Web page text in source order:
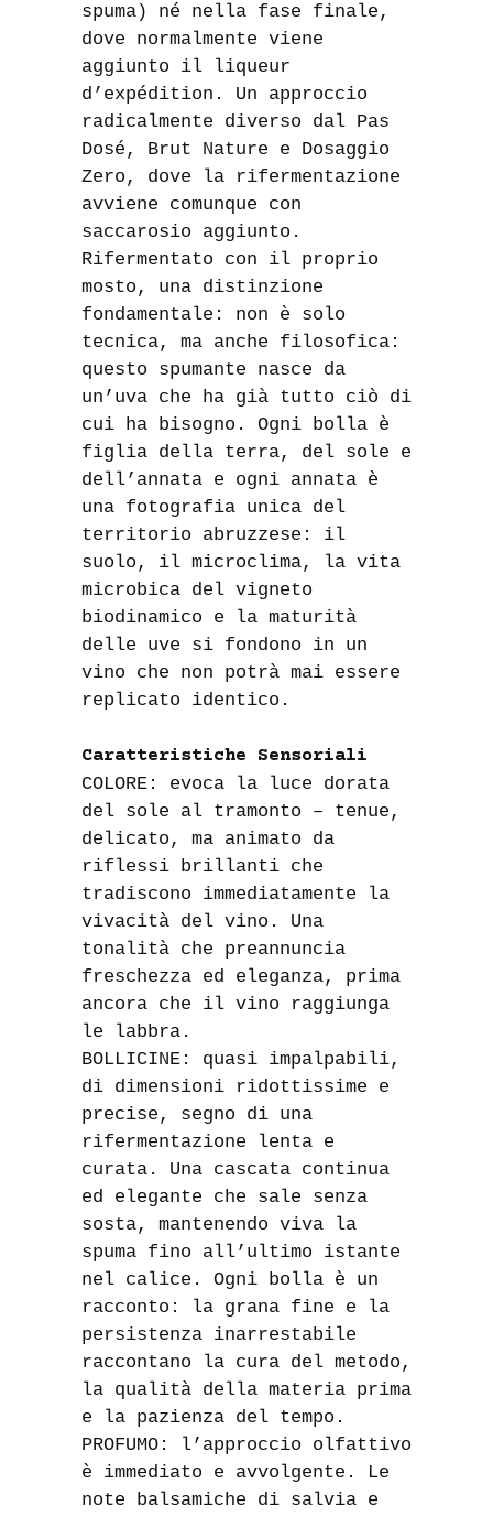
spuma) né nella fase finale,
dove normalmente viene
aggiunto il liqueur
d’expédition. Un approccio
radicalmente diverso dal Pas
Dosé, Brut Nature e Dosaggio
Zero, dove la rifermentazione
avviene comunque con
saccarosio aggiunto.
Rifermentato con il proprio
mosto, una distinzione
fondamentale: non è solo
tecnica, ma anche filosofica:
questo spumante nasce da
un’uva che ha già tutto ciò di
cui ha bisogno. Ogni bolla è
figlia della terra, del sole e
dell’annata e ogni annata è
una fotografia unica del
territorio abruzzese: il
suolo, il microclima, la vita
microbica del vigneto
biodinamico e la maturità
delle uve si fondono in un
vino che non potrà mai essere
replicato identico.
Caratteristiche Sensoriali
COLORE: evoca la luce dorata
del sole al tramonto – tenue,
delicato, ma animato da
riflessi brillanti che
tradiscono immediatamente la
vivacità del vino. Una
tonalità che preannuncia
freschezza ed eleganza, prima
ancora che il vino raggiunga
le labbra.
BOLLICINE: quasi impalpabili,
di dimensioni ridottissime e
precise, segno di una
rifermentazione lenta e
curata. Una cascata continua
ed elegante che sale senza
sosta, mantenendo viva la
spuma fino all’ultimo istante
nel calice. Ogni bolla è un
racconto: la grana fine e la
persistenza inarrestabile
raccontano la cura del metodo,
la qualità della materia prima
e la pazienza del tempo.
PROFUMO: l’approccio olfattivo
è immediato e avvolgente. Le
note balsamiche di salvia e